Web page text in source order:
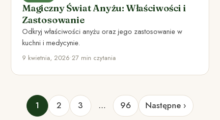
Magiczny Świat Anyżu: Właściwości i
Zastosowanie
Odkryj właściwości anyżu oraz jego zastosowanie w
kuchni i medycynie.
9 kwietnia, 2026•27 min czytania
1 2 3 … 96 Następne ›